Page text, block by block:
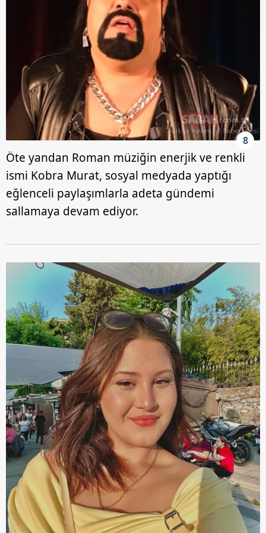
8
Öte yandan Roman müziğin enerjik ve renkli
ismi Kobra Murat, sosyal medyada yaptığı
eğlenceli paylaşımlarla adeta gündemi
sallamaya devam ediyor.